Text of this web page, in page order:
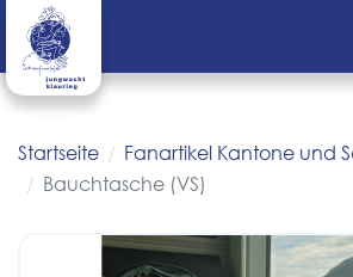
Startseite
Fanartikel Kantone und
Bauchtasche (VS)